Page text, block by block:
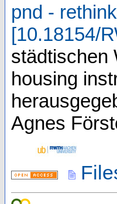
pnd -
[10.18154/
städtischen
housing
Agnes